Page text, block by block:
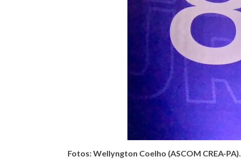
Fotos: Wellyngton Coelho (ASCOM CREA-PA).